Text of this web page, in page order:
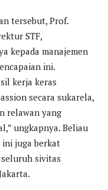
tersebut, Prof.
STF,
kepada manajemen
ini.
kerja keras
secara sukarela,
relawan yang
ungkapnya. Beliau
ini juga berkat
sivitas